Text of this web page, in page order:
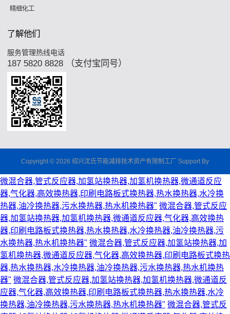
精细化工
了解他们
服务管理热线电话
187 5820 8828 （支付宝同号）
Copyright © 2026 绍兴沈氏节能减排技术资产有限制工厂 Support By
微混合器,管式反应器,加氢站换热器,加氢机换热器,微通道反应
器,气化器,高效换热器,印刷电路板式换热器,热水换热器,水冷换
热器,油冷换热器,污水换热器,热水机换热器" 微混合器,管式反应
器,加氢站换热器,加氢机换热器,微通道反应器,气化器,高效换热
器,印刷电路板式换热器,热水换热器,水冷换热器,油冷换热器,污
水换热器,热水机换热器" 微混合器,管式反应器,加氢站换热器,加
氢机换热器,微通道反应器,气化器,高效换热器,印刷电路板式换热
器,热水换热器,水冷换热器,油冷换热器,污水换热器,热水机换热
器" 微混合器,管式反应器,加氢站换热器,加氢机换热器,微通道反
应器,气化器,高效换热器,印刷电路板式换热器,热水换热器,水冷
换热器,油冷换热器,污水换热器,热水机换热器" 微混合器,管式反